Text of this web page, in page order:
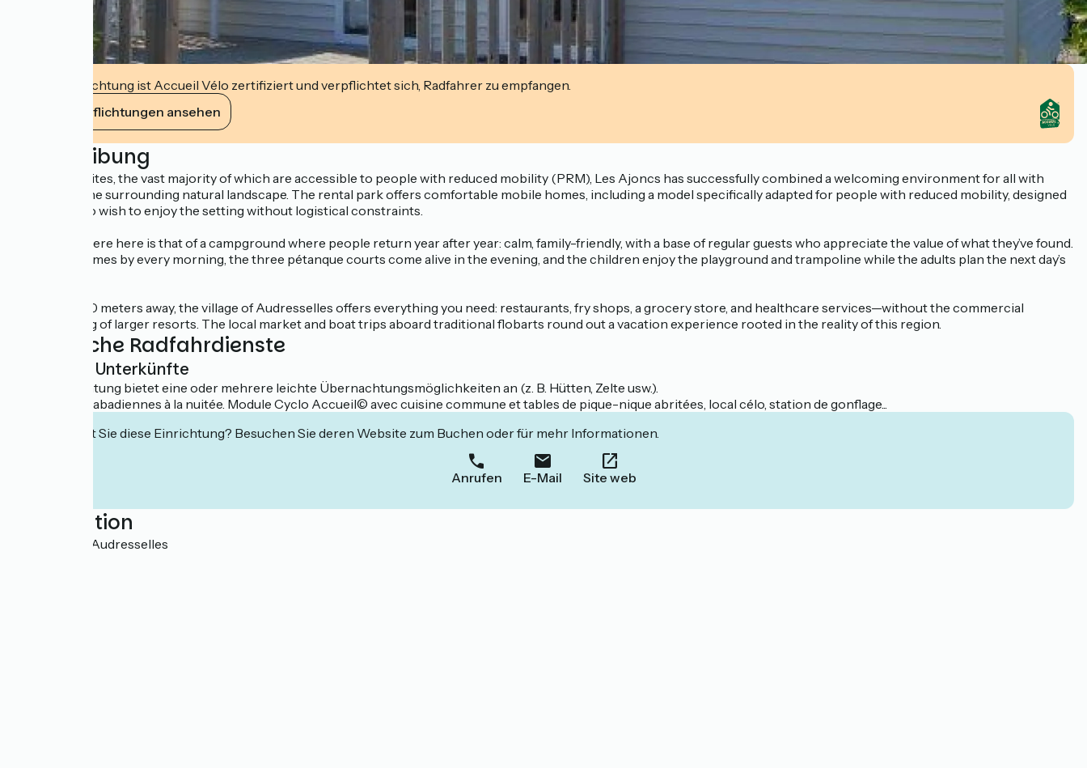
Diese Einrichtung ist Accueil Vélo zertifiziert und verpflichtet sich, Radfahrer zu empfangen.
Ihre Verpflichtungen ansehen
Beschreibung
With its 192 sites, the vast majority of which are accessible to people with reduced mobility (PRM), Les Ajoncs has successfully combined a welcoming environment for all with
respect for the surrounding natural landscape. The rental park offers comfortable mobile homes, including a model specifically adapted for people with reduced mobility, designed
for those who wish to enjoy the setting without logistical constraints.
The atmosphere here is that of a campground where people return year after year: calm, family-friendly, with a base of regular guests who appreciate the value of what they’ve found.
The baker comes by every morning, the three pétanque courts come alive in the evening, and the children enjoy the playground and trampoline while the adults plan the next day’s
Less than 500 meters away, the village of Audresselles offers everything you need: restaurants, fry shops, a grocery store, and healthcare services—without the commercial
overcrowding of larger resorts. The local market and boat trips aboard traditional flobarts round out a vacation experience rooted in the reality of this region.
Zusätzliche Radfahrdienste
Leichte Unterkünfte
Diese Einrichtung bietet eine oder mehrere leichte Übernachtungsmöglichkeiten an (z. B. Hütten, Zelte usw.).
Location de cabadiennes à la nuitée. Module Cyclo Accueil© avec cuisine commune et tables de pique-nique abritées, local célo, station de gonflage...
Interessiert Sie diese Einrichtung? Besuchen Sie deren Website zum Buchen oder für mehr Informationen.
Anrufen E-Mail Site web
Localisation
D 940 62164 Audresselles